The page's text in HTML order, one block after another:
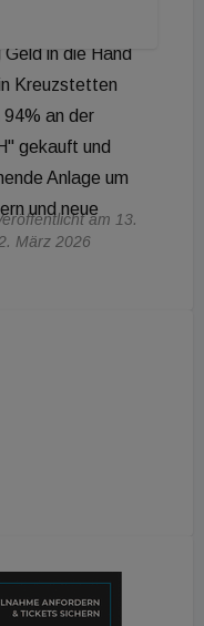
in die Hand
Kreuzstetten
an der
gekauft und
Anlage um
und neue
am 13.
März 2026